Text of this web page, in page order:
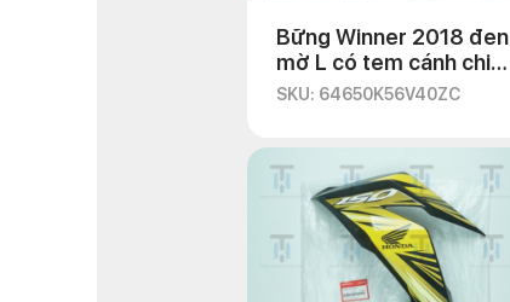
Bững Winner 2018 đen
mờ L có tem cánh chim
đỏ
SKU: 64650K56V40ZC